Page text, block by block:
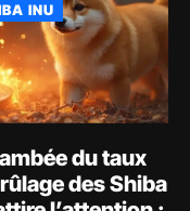
INU
du taux
des Shiba